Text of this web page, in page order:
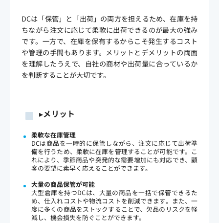
DCは「保管」と「出荷」の両方を担えるため、在庫を持
ちながら注文に応じて柔軟に出荷できるのが最大の強み
です。一方で、在庫を保有するからこそ発生するコスト
や管理の手間もあります。メリットとデメリットの両面
を理解したうえで、自社の商材や出荷量に合っているか
を判断することが大切です。
▸メリット
柔軟な在庫管理
DCは商品を一時的に保管しながら、注文に応じて出荷準
備を行うため、柔軟に在庫を管理することが可能です。こ
れにより、季節商品や突発的な需要増加にも対応でき、顧
客の要望に素早く応えることができます。
大量の商品保管が可能
大型倉庫を持つDCは、大量の商品を一括で保管できるた
め、仕入れコストや物流コストを削減できます。また、一
度に多くの商品をストックすることで、欠品のリスクを軽
減し、機会損失を防ぐことができます。